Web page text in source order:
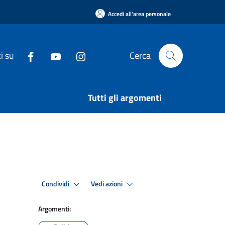
Accedi all'area personale
su Cerca
Tutti gli argomenti
Condividi Vedi azioni
Argomenti: